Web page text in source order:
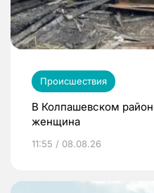
Происшествия
В Колпашевском
женщина
11:55 / 08.08.26